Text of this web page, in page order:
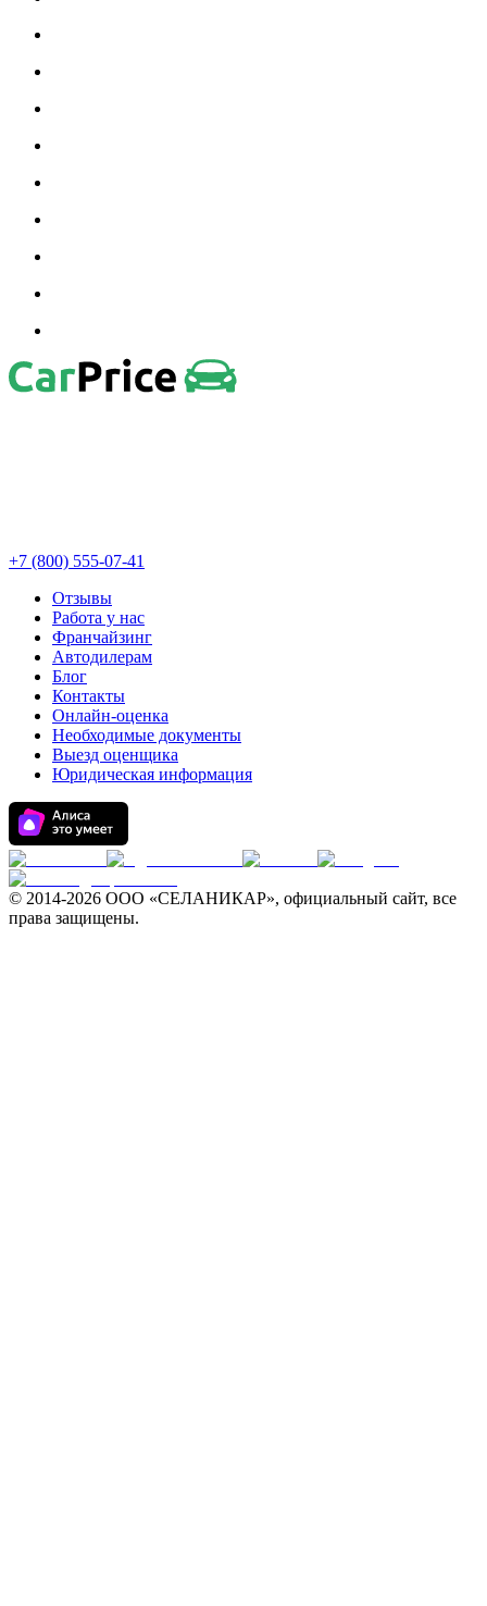
+7 (800) 555-07-41
Отзывы
Работа у нас
Франчайзинг
Автодилерам
Блог
Контакты
Онлайн-оценка
Необходимые документы
Выезд оценщика
Юридическая информация
© 2014-2026 ООО «СЕЛАНИКАР», официальный сайт, все
права защищены.